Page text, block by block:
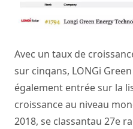
Avec un taux de
sur cinqans, LONGi
également entrée sur la
croissance au niveau
2018, se classantau 27e